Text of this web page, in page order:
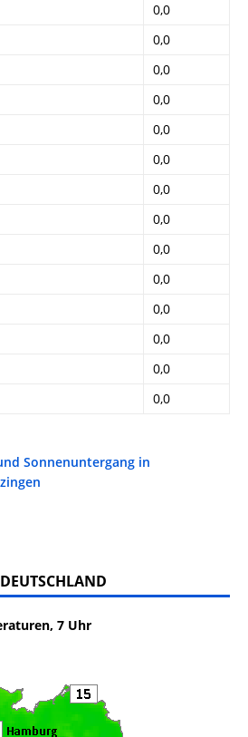
0,0
0,0
0,0
0,0
0,0
0,0
0,0
0,0
0,0
0,0
0,0
0,0
0,0
0,0
Sonnenuntergang in
le
n 7 Uhr